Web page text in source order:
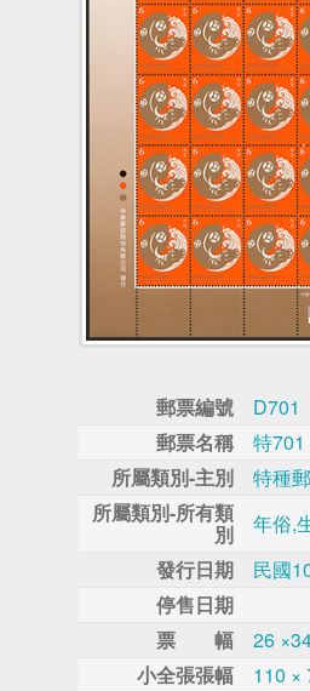
郵票編號
D701
郵票名稱
特701
所屬類別-主別
特種
所屬類別-所有類
別
年俗,
發行日期
民國
停售日期
票 幅
26
小全張張幅
110 ×